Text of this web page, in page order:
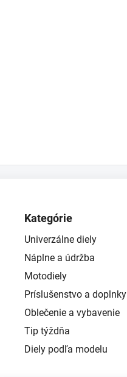
Kategórie
Univerzálne diely
Náplne a údržba
Motodiely
Príslušenstvo a doplnky
Oblečenie a vybavenie
Tip týždňa
Diely podľa modelu